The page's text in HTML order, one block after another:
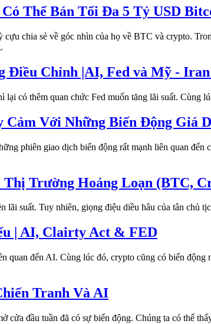
Thể Bán Tối Đa 5 Tỷ USD
chia sẻ về góc nhìn của họ về BTC và crypto.
Chỉnh |AI, Fed và Mỹ - Iran
lại có thêm quan chức Fed muốn tăng lãi suất.
Với Những Biến Động Giá
phiên giao dịch biến động rất mạnh liên quan
Trường Hoảng Loạn (BTC,
lãi suất. Tuy nhiên, giọng điệu diều hâu của tân chủ
| AI, Clairty Act & FED
quan đến AI. Cùng lúc đó, crypto cũng có biến
Tranh Và AI
đầu tuần đã có sự biến động. Chúng ta có thể